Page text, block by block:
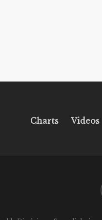
Charts Videos